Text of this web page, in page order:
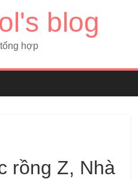
blog
hợp
rồng Z, Nhà